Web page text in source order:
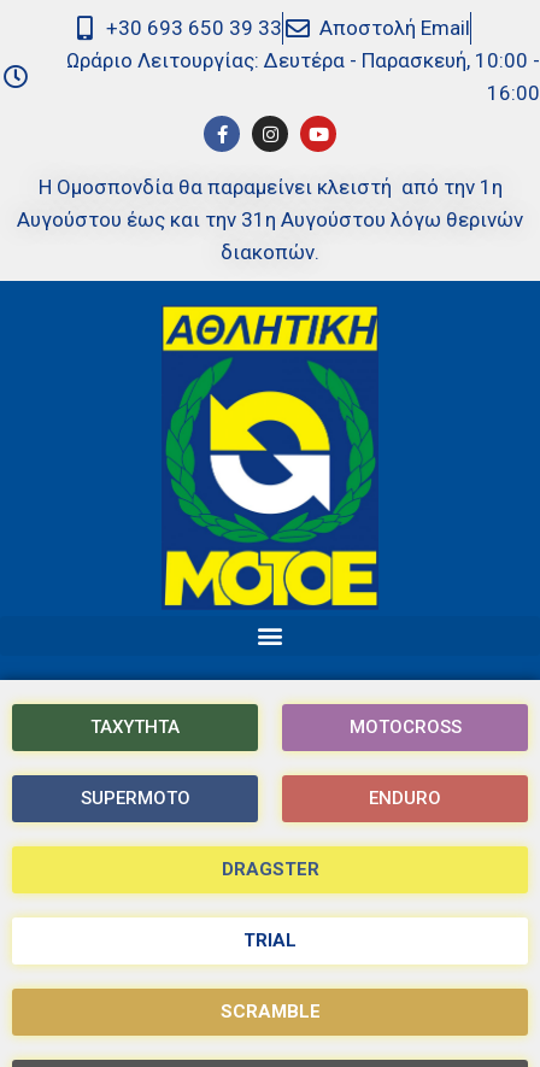
+30 693 650 39 33
Αποστολή Email
Ωράριο Λειτουργίας: Δευτέρα - Παρασκευή, 10:00 -
16:00
Η Ομοσπονδία θα παραμείνει κλειστή από την 1η
Αυγούστου έως και την 31η Αυγούστου λόγω θερινών
διακοπών.
ΤΑΧΥΤΗΤΑ MOTOCROSS
SUPERMOTO ENDURO
DRAGSTER
TRIAL
SCRAMBLE